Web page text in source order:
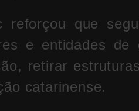
reforçou que
e entidades
retirar
catarinense.